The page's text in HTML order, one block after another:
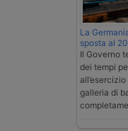
La
sposta al
Il Governo
dei tempi
galleria di